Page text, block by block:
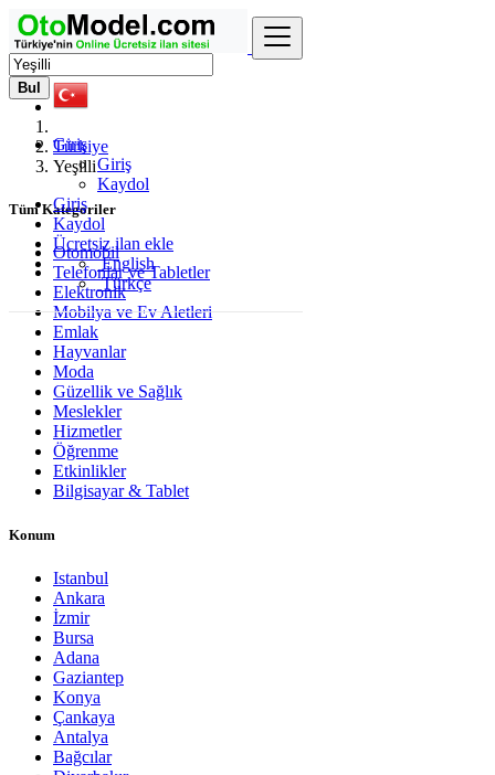
Giriş
Giriş
Kaydol
Giriş
Kaydol
Ücretsiz ilan ekle
English
Türkçe
Bul
Türkiye
Yeşilli
Tüm Kategoriler
Otomobil
Telefonlar ve Tabletler
Elektronik
Mobilya ve Ev Aletleri
Emlak
Hayvanlar
Moda
Güzellik ve Sağlık
Meslekler
Hizmetler
Öğrenme
Etkinlikler
Bilgisayar & Tablet
Konum
Istanbul
Ankara
İzmir
Bursa
Adana
Gaziantep
Konya
Çankaya
Antalya
Bağcılar